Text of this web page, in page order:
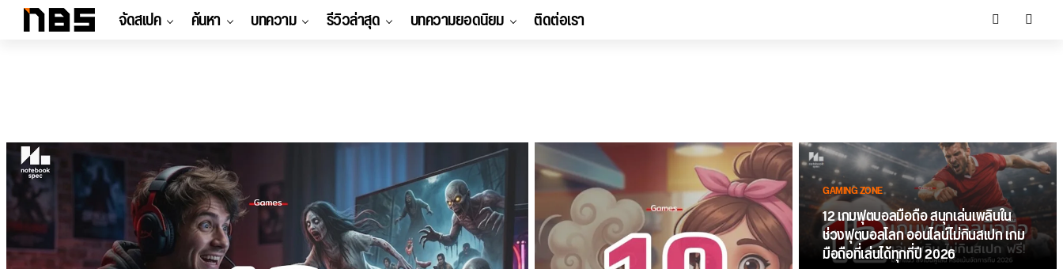
จัดสเปค ค้นหา บทความ รีวิวล่าสุด บทความยอดนิยม ติดต่อเรา
GAMING ZONE
12 เกมฟุตบอลมือถือ สนุกเล่นเพลินใน
ช่วงฟุตบอลโลก ออนไลน์ไม่กินสเปก เกม
มือถือที่เล่นได้ทุกที่ปี 2026